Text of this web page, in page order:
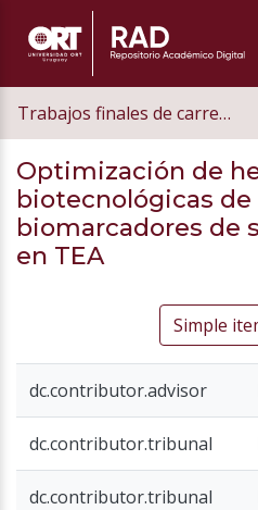
Trabajos finales de carrera de grado
Optimización de
biotecnológicas
biomarcadores de
en TEA
Simple
dc.contributor.advisor
dc.contributor.tribunal
dc.contributor.tribunal